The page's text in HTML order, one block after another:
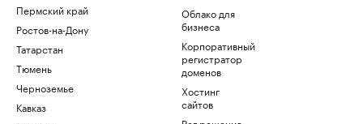
Пермский край
Ростов-на-Дону
Татарстан
Тюмень
Черноземье
Кавказ
Облако для
бизнеса
Корпоративный
регистратор
доменов
Хостинг
сайтов